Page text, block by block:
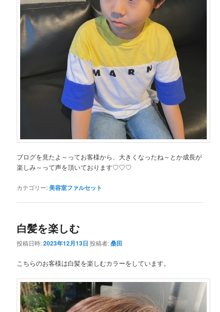
ブログを見たよ～ってお客様から、大きくなったね～とか成長が
楽しみ～って声を頂いております♡♡♡
カテゴリー:美容室ファルセット
白髪を楽しむ
投稿日時:2023年12月13日 投稿者:桑田
こちらのお客様は白髪を楽しむカラーをしています。